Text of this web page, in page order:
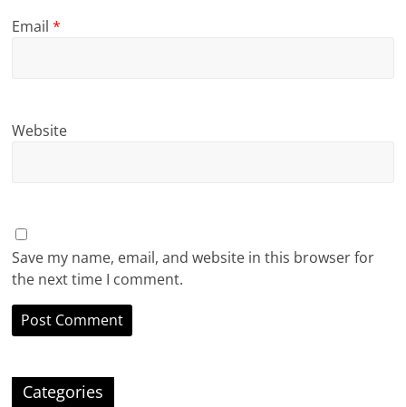
Email*
Website
Save my name, email, and website in this browser for
the next time I comment.
Categories